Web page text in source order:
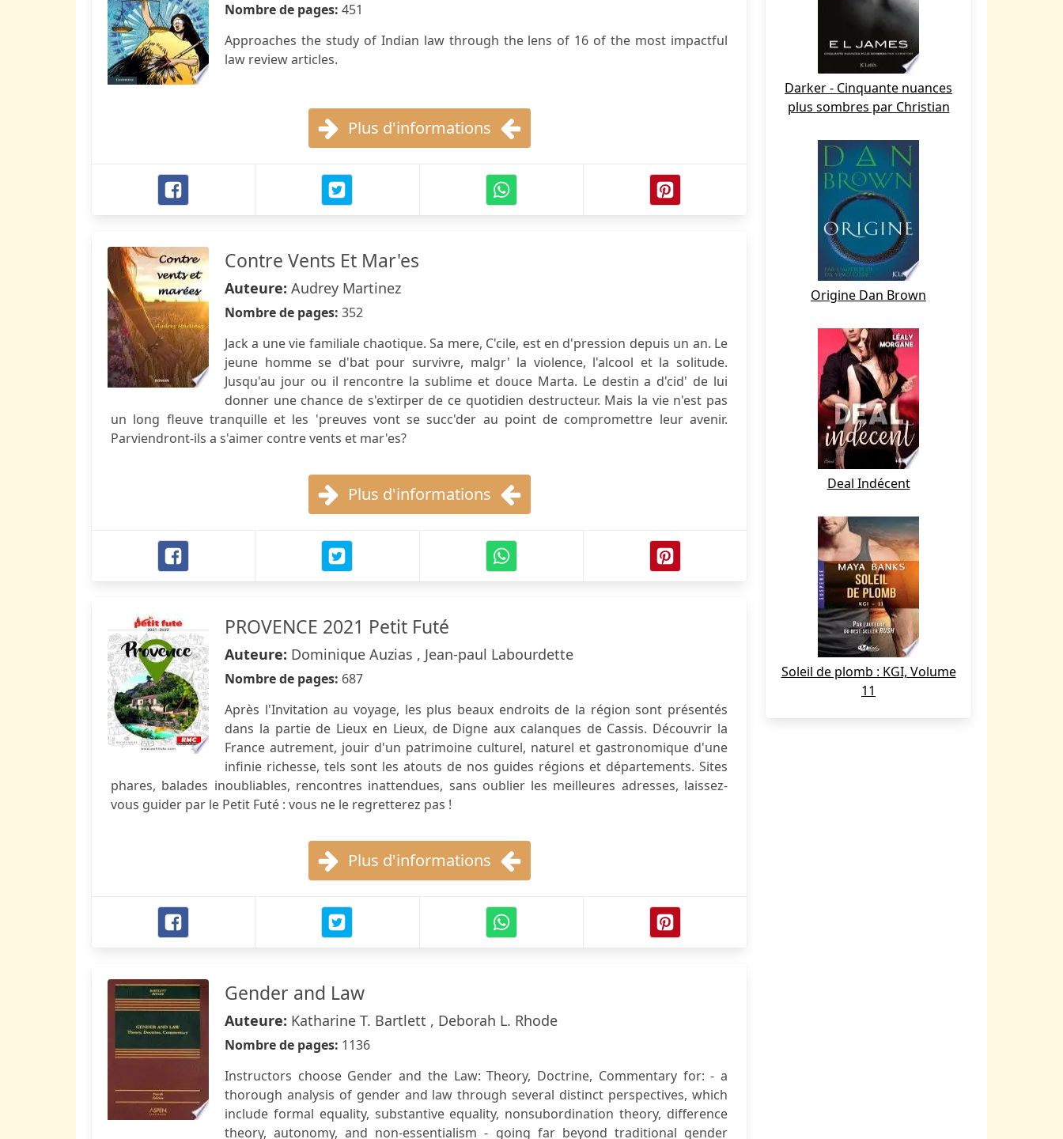
Nombre de pages: 451
Approaches the study of Indian law through the lens of 16 of the most impactful
law review articles.
Plus d'informations
Contre Vents Et Mar'es
Auteure: Audrey Martinez
Nombre de pages: 352
Jack a une vie familiale chaotique. Sa mere, C'cile, est en d'pression depuis un an. Le
jeune homme se d'bat pour survivre, malgr' la violence, l'alcool et la solitude.
Jusqu'au jour ou il rencontre la sublime et douce Marta. Le destin a d'cid' de lui
donner une chance de s'extirper de ce quotidien destructeur. Mais la vie n'est pas
un long fleuve tranquille et les 'preuves vont se succ'der au point de compromettre leur avenir.
Parviendront-ils a s'aimer contre vents et mar'es?
Plus d'informations
PROVENCE 2021 Petit Futé
Auteure: Dominique Auzias , Jean-paul Labourdette
Nombre de pages: 687
Après l'Invitation au voyage, les plus beaux endroits de la région sont présentés
dans la partie de Lieux en Lieux, de Digne aux calanques de Cassis. Découvrir la
France autrement, jouir d'un patrimoine culturel, naturel et gastronomique d'une
infinie richesse, tels sont les atouts de nos guides régions et départements. Sites
phares, balades inoubliables, rencontres inattendues, sans oublier les meilleures adresses, laissez-
vous guider par le Petit Futé : vous ne le regretterez pas !
Plus d'informations
Gender and Law
Auteure: Katharine T. Bartlett , Deborah L. Rhode
Nombre de pages: 1136
Instructors choose Gender and the Law: Theory, Doctrine, Commentary for: - a
thorough analysis of gender and law through several distinct perspectives, which
include formal equality, substantive equality, nonsubordination theory, difference
theory, autonomy, and non-essentialism - going far beyond traditional gender
Darker - Cinquante nuances
plus sombres par Christian
Origine Dan Brown
Deal Indécent
Soleil de plomb : KGI, Volume
11